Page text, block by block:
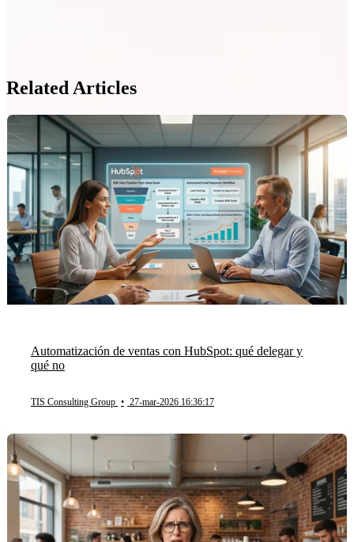
Related Articles
Automatización de ventas con HubSpot: qué delegar y
qué no
TIS Consulting Group • 27-mar-2026 16:36:17